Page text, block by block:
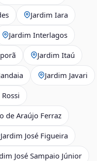
Jardim Iara
Jardim Interlagos
Jardim Itaú
Jardim Javari
de Araújo Ferraz
Jardim José Figueira
José Sampaio Júnior